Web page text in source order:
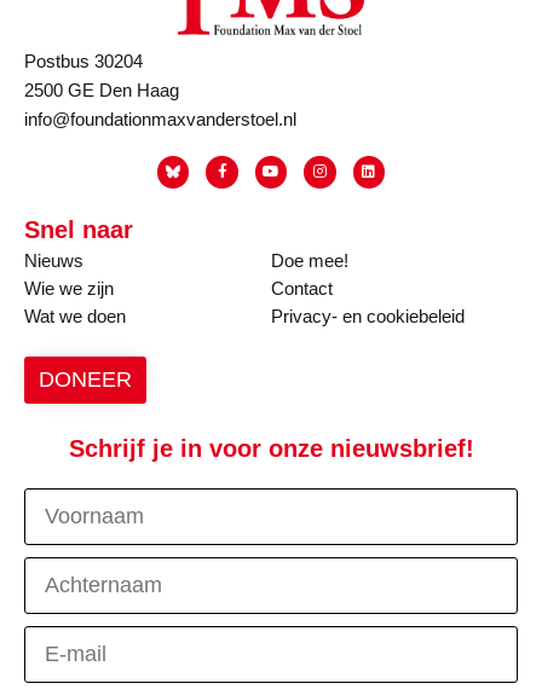
Postbus 30204
2500 GE Den Haag
info@foundationmaxvanderstoel.nl
Snel naar
Nieuws
Wie we zijn
Wat we doen
Doe mee!
Contact
Privacy- en cookiebeleid
DONEER
Schrijf je in voor onze nieuwsbrief!